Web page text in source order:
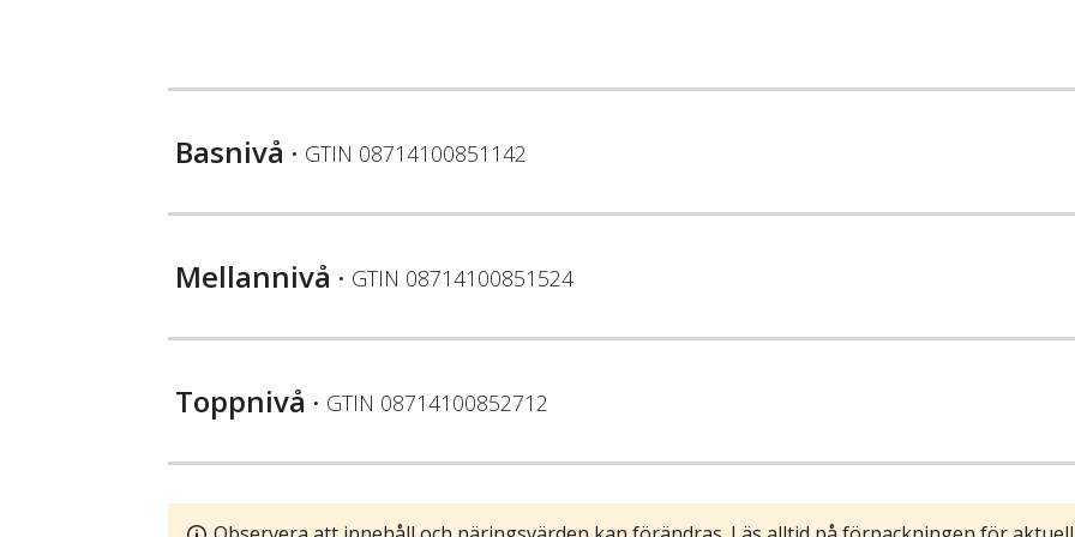
Basnivå • GTIN 08714100851142
Mellannivå • GTIN 08714100851524
Toppnivå • GTIN 08714100852712